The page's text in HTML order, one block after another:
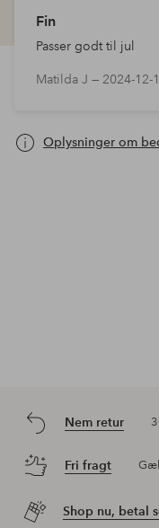
Fin
Passer godt til jul
Matilda J — 2024-12-
Oplysninger om
Nem retur
Fri fragt
Shop nu, betal